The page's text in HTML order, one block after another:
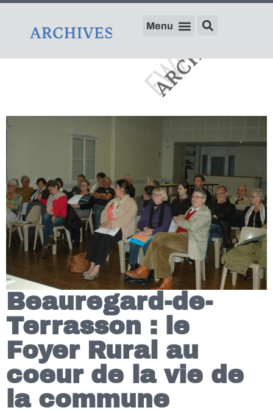
Beauregard-de-
Terrasson : le
Foyer Rural au
coeur de la vie de
la commune